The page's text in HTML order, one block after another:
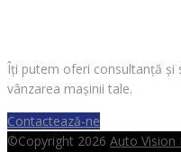
Îți putem oferi consultanță și
vânzarea mașinii tale.
Contactează-ne
©Copyright 2026 Auto Vision